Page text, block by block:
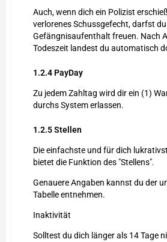
Auch, wenn dich ein Polizist
verlorenes Schussgefecht, darfst
Gefängnisaufenthalt freuen. Nach
Todeszeit landest du automatisch
1.2.4 PayDay
Zu jedem Zahltag wird dir ein (1)
durchs System erlassen.
1.2.5Stellen
Die einfachste und für dich
bietet die Funktion des "Stellens".
Genauere Angaben kannst du der
Tabelle entnehmen.
Inaktivität
Solltest du dich länger als 14 Tage